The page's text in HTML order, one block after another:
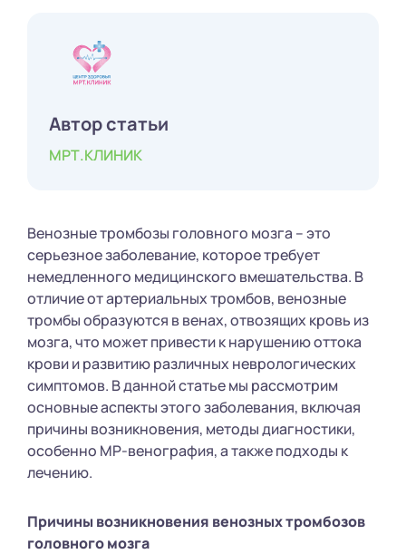
Автор статьи
МРТ.КЛИНИК
Венозные тромбозы головного мозга – это
серьезное заболевание, которое требует
немедленного медицинского вмешательства. В
отличие от артериальных тромбов, венозные
тромбы образуются в венах, отвозящих кровь из
мозга, что может привести к нарушению оттока
крови и развитию различных неврологических
симптомов. В данной статье мы рассмотрим
основные аспекты этого заболевания, включая
причины возникновения, методы диагностики,
особенно МР-венография, а также подходы к
лечению.
Причины возникновения венозных тромбозов
головного мозга